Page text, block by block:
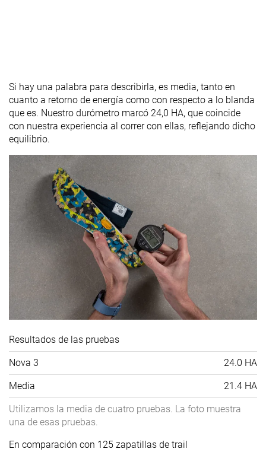
Si hay una palabra para describirla, es media, tanto en
cuanto a retorno de energía como con respecto a lo blanda
que es. Nuestro durómetro marcó 24,0 HA, que coincide
con nuestra experiencia al correr con ellas, reflejando dicho
equilibrio.
Resultados de las pruebas
Nova 3 24.0 HA
Media 21.4 HA
Utilizamos la media de cuatro pruebas. La foto muestra
una de esas pruebas.
En comparación con 125 zapatillas de trail